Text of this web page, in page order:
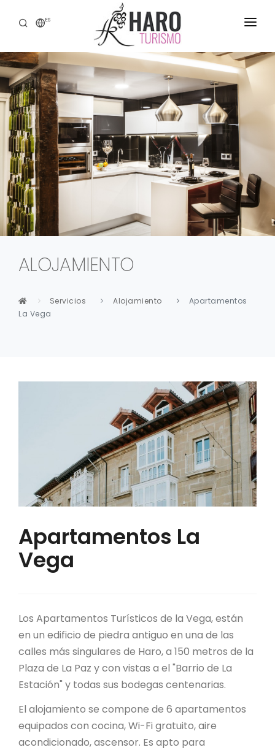
ES
DESCUBRE HARO
SERVICIOS
PATRIMONIO
ENOTURISMO
GASTRONOMÍA
EXPERIENCIAS
CONTACTO
ALOJAMIENTO
Servicios Alojamiento
Apartamentos
La Vega
Apartamentos La
Vega
Los Apartamentos Turísticos de la Vega, están
en un edificio de piedra antiguo en una de las
calles más singulares de Haro, a 150 metros de la
Plaza de La Paz y con vistas a el "Barrio de La
Estación" y todas sus bodegas centenarias.
El alojamiento se compone de 6 apartamentos
equipados con cocina, Wi-Fi gratuito, aire
acondicionado, ascensor. Es apto para